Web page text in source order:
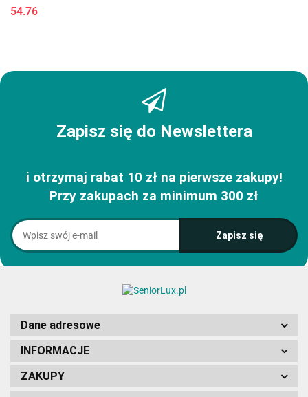
54.76
Zapisz się do Newslettera
i otrzymaj rabat 10 zł na pierwsze zakupy!
Przy zakupach za minimum 300 zł
Dane adresowe
INFORMACJE
ZAKUPY